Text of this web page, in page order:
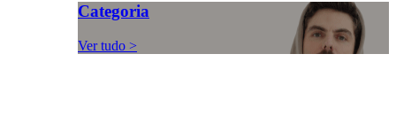
Categoria
Ver tudo >